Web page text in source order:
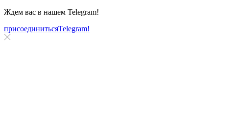
Ждем вас в нашем Telegram!
присоединитьсяTelegram!